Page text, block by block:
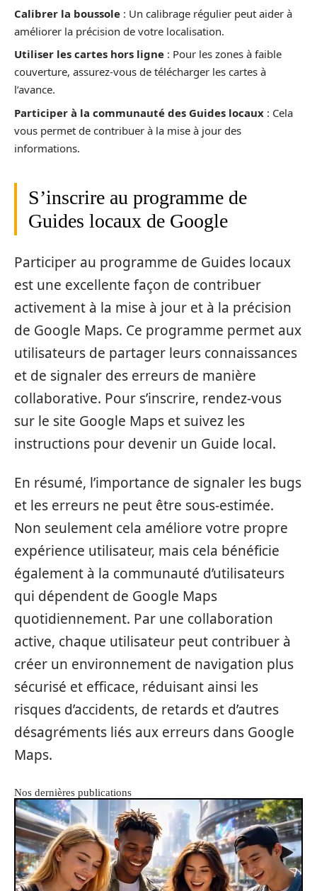
Calibrer la boussole : Un calibrage régulier peut aider à
améliorer la précision de votre localisation.
Utiliser les cartes hors ligne : Pour les zones à faible
couverture, assurez-vous de télécharger les cartes à
l’avance.
Participer à la communauté des Guides locaux : Cela
vous permet de contribuer à la mise à jour des
informations.
S’inscrire au programme de
Guides locaux de Google
Participer au programme de Guides locaux
est une excellente façon de contribuer
activement à la mise à jour et à la précision
de Google Maps. Ce programme permet aux
utilisateurs de partager leurs connaissances
et de signaler des erreurs de manière
collaborative. Pour s’inscrire, rendez-vous
sur le site Google Maps et suivez les
instructions pour devenir un Guide local.
En résumé, l’importance de signaler les bugs
et les erreurs ne peut être sous-estimée.
Non seulement cela améliore votre propre
expérience utilisateur, mais cela bénéficie
également à la communauté d’utilisateurs
qui dépendent de Google Maps
quotidiennement. Par une collaboration
active, chaque utilisateur peut contribuer à
créer un environnement de navigation plus
sécurisé et efficace, réduisant ainsi les
risques d’accidents, de retards et d’autres
désagréments liés aux erreurs dans Google
Maps.
Nos dernières publications